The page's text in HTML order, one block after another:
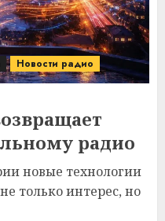
Новости радио
радио
новые технологии
только интерес, но